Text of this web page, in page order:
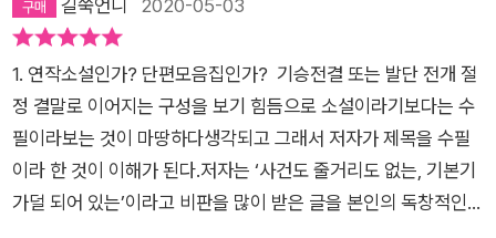
다.​일락서산(日落西山)-서산에 지는 해. 1972년 발표.​양반가의
을 받고 자라, 자신의 근본적인 고립을 조부의 영향이라 한다.이
미 기울고 퇴색해 가던 가문이 6.25사변을 겪으면서 쑥대밭이 되
는데, 남로당의 지역 지도자였던 아버지와 형들을 잃고, 전쟁 중
돌아가신 사대부의 후예 할아버지의 유언은 '족보만은 잘 간직해
라'이다. 작가 가족의 실제 이야기로, 중학을 졸업하고 일찌감치
길쑥언니 2020-05-03
1. 연작소설인가? 단편모음집인가? 기승전결 또는 발단 전개 절
정 결말로 이어지는 구성을 보기 힘듬으로 소설이라기보다는 수
필이라보는 것이 마땅하다생각되고 그래서 저자가 제목을 수필
이라 한 것이 이해가 된다.저자는 ‘사건도 줄거리도 없는, 기본기
가덜 되어 있는’이라고 비판을 많이 받은 글을 본인의 독창적인